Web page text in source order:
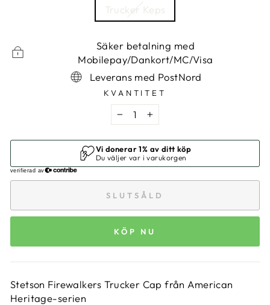
Trucker Keps
Säker betalning med
Mobilepay/Dankort/MC/Visa
Leverans med PostNord
KVANTITET
− +
SLUTSÅLD
KÖP NU
Stetson Firewalkers Trucker Cap från American
Heritage-serien